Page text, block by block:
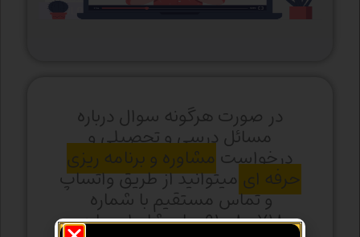
در صورت هرگونه سوال درباره
مسائل درسی و تحصیلی و
درخواست مشاوره و برنامه ریزی
حرفه ای میتوانید از طریق واتساپ
و تماس مستقیم با شماره
۰۹۱۰۰۸۰۰۷۱۸ با مشاوران ما در